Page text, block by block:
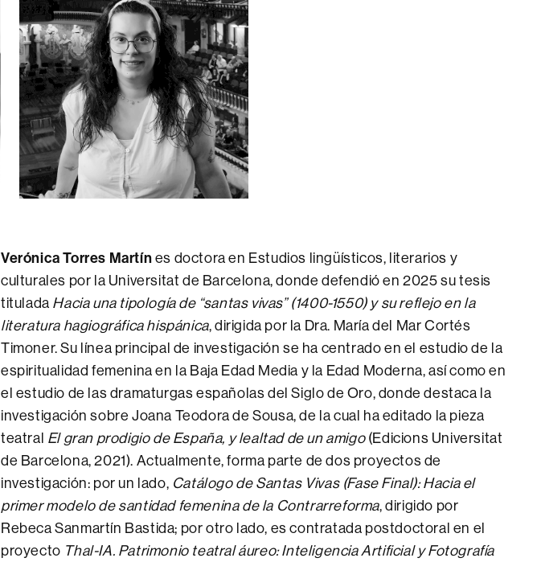
Verónica Torres Martínes doctora en Estudios lingüísticos, literarios y
culturales por la Universitat de Barcelona, donde defendió en 2025 su tesis
titulada Hacia una tipología de “santas vivas” (1400-1550) y su reflejo en la
literatura hagiográfica hispánica, dirigida por la Dra. María del Mar Cortés
Timoner. Su línea principal de investigación se ha centrado en el estudio de la
espiritualidad femenina en la Baja Edad Media y la Edad Moderna, así como en
el estudio de las dramaturgas españolas del Siglo de Oro, donde destaca la
investigación sobre Joana Teodora de Sousa, de la cual ha editado la pieza
teatral El gran prodigio de España, y lealtad de un amigo(Edicions Universitat
de Barcelona, 2021). Actualmente, forma parte de dos proyectos de
investigación: por un lado, Catálogo de Santas Vivas (Fase Final): Hacia el
primer modelo de santidad femenina de la Contrarreforma, dirigido por
Rebeca Sanmartín Bastida; por otro lado, es contratada postdoctoral en el
proyecto Thal-IA. Patrimonio teatral áureo: Inteligencia Artificial y Fotografía